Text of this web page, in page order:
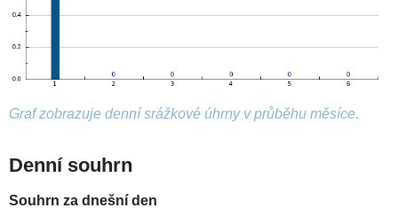
Graf zobrazuje denní srážkové úhrny v průběhu měsíce.
Denní souhrn
Souhrn za dnešní den